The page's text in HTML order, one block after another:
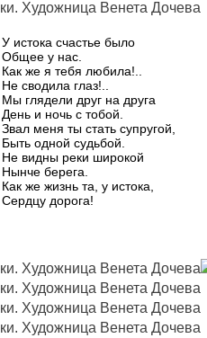
У истока счастье было
Общее у нас.
Как же я тебя любила!..
Не сводила глаз!..
Мы глядели друг на друга
День и ночь с тобой.
Звал меня ты стать супругой,
Быть одной судьбой.
Не видны реки широкой
Нынче берега.
Как же жизнь та, у истока,
Сердцу дорога!